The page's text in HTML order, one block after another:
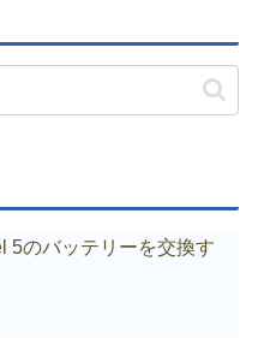
5のバッテリーを交換す